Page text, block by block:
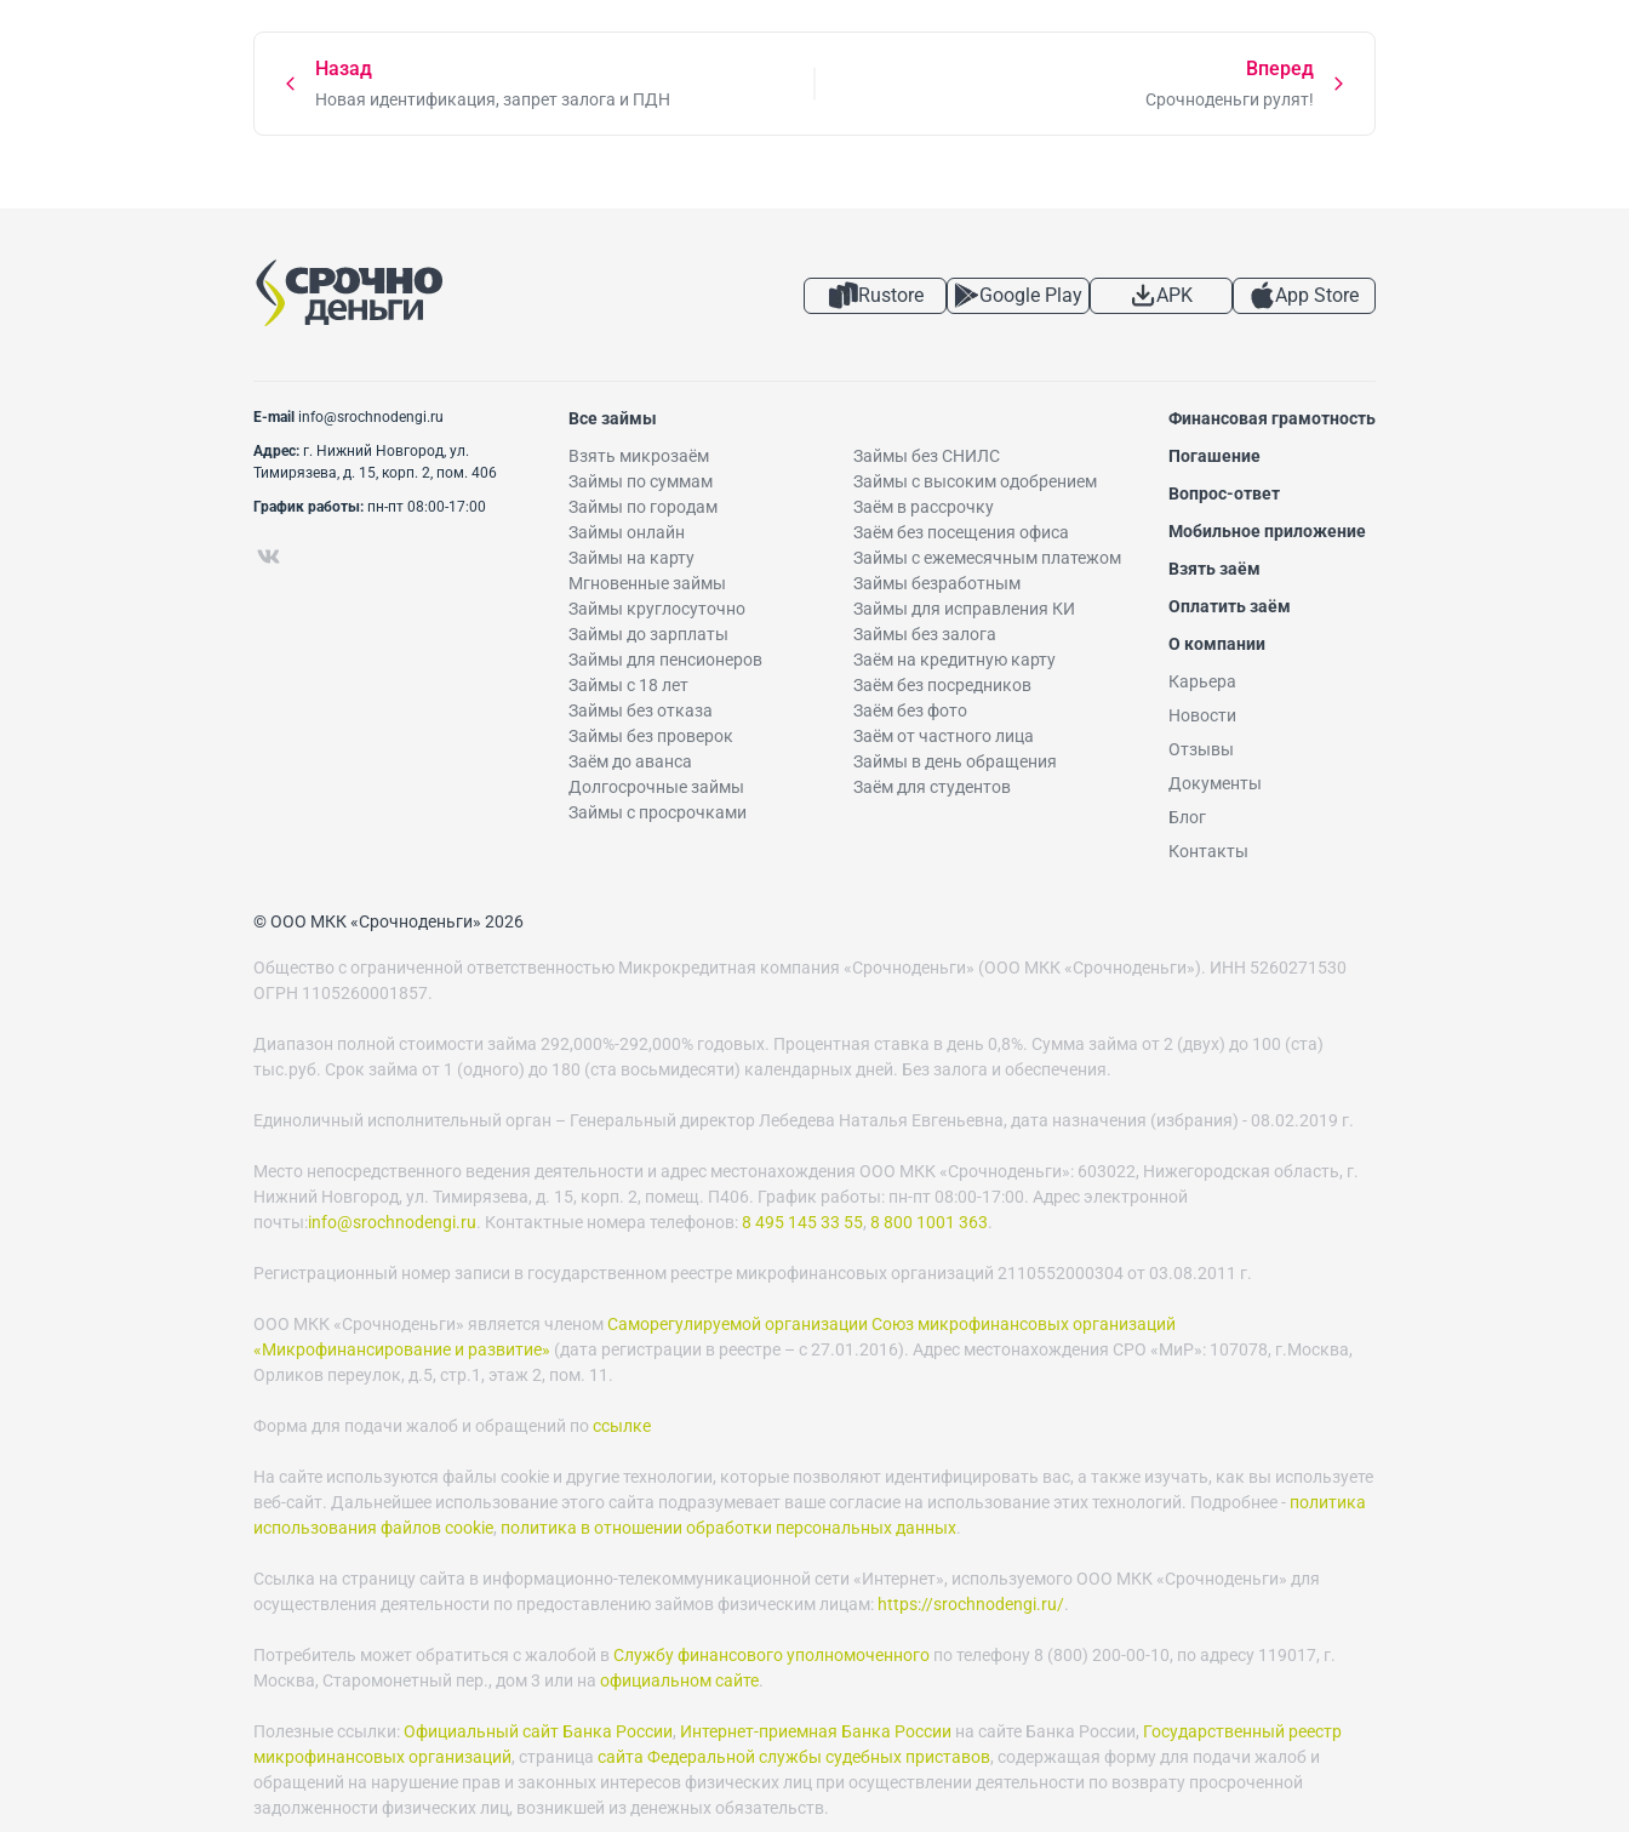
Назад
Новая идентификация, запрет залога и ПДН
Вперед
Срочноденьги рулят!
Rustore Google Play APK App Store
E-mail info@srochnodengi.ru
Адрес: г. Нижний Новгород, ул.
Тимирязева, д. 15, корп. 2, пом. 406
График работы: пн-пт 08:00-17:00
Все займы
Взять микрозаём
Займы по суммам
Займы по городам
Займы онлайн
Займы на карту
Мгновенные займы
Займы круглосуточно
Займы до зарплаты
Займы для пенсионеров
Займы с 18 лет
Займы без отказа
Займы без проверок
Заём до аванса
Долгосрочные займы
Займы с просрочками
Займы без СНИЛС
Займы с высоким одобрением
Заём в рассрочку
Заём без посещения офиса
Займы с ежемесячным платежом
Займы безработным
Займы для исправления КИ
Займы без залога
Заём на кредитную карту
Заём без посредников
Заём без фото
Заём от частного лица
Займы в день обращения
Заём для студентов
Финансовая грамотность
Погашение
Вопрос-ответ
Мобильное приложение
Взять заём
Оплатить заём
О компании
Карьера
Новости
Отзывы
Документы
Блог
Контакты
© ООО МКК «Срочноденьги» 2026
Общество с ограниченной ответственностью Микрокредитная компания «Срочноденьги» (ООО МКК «Срочноденьги»). ИНН 5260271530
ОГРН 1105260001857.
Диапазон полной стоимости займа 292,000%-292,000% годовых. Процентная ставка в день 0,8%. Сумма займа от 2 (двух) до 100 (ста)
тыс.руб. Срок займа от 1 (одного) до 180 (ста восьмидесяти) календарных дней. Без залога и обеспечения.
Единоличный исполнительный орган – Генеральный директор Лебедева Наталья Евгеньевна, дата назначения (избрания) - 08.02.2019 г.
Место непосредственного ведения деятельности и адрес местонахождения ООО МКК «Срочноденьги»: 603022, Нижегородская область, г.
Нижний Новгород, ул. Тимирязева, д. 15, корп. 2, помещ. П406. График работы: пн-пт 08:00-17:00. Адрес электронной
почты:info@srochnodengi.ru . Контактные номера телефонов: 8 495 145 33 55, 8 800 1001 363
Регистрационный номер записи в государственном реестре микрофинансовых организаций 2110552000304 от 03.08.2011 г.
ООО МКК «Срочноденьги» является членом Саморегулируемой организации Союз микрофинансовых организаций
«Микрофинансирование и развитие» (дата регистрации в реестре – с 27.01.2016). Адрес местонахождения СРО «МиР»: 107078, г.Москва,
Орликов переулок, д.5, стр.1, этаж 2, пом. 11.
Форма для подачи жалоб и обращений по ссылке
На сайте используются файлы cookie и другие технологии, которые позволяют идентифицировать вас, а также изучать, как вы используете
веб-сайт. Дальнейшее использование этого сайта подразумевает ваше согласие на использование этих технологий. Подробнее - политика
использования файлов cookie, политика в отношении обработки персональных данных
Ссылка на страницу сайта в информационно-телекоммуникационной сети «Интернет», используемого ООО МКК «Срочноденьги» для
осуществления деятельности по предоставлению займов физическим лицам: https://srochnodengi.ru/
Потребитель может обратиться с жалобой в Службу финансового уполномоченного по телефону 8 (800) 200-00-10, по адресу 119017, г.
Москва, Старомонетный пер., дом 3 или на официальном сайте
Полезные ссылки: Официальный сайт Банка России, Интернет-приемная Банка России на сайте Банка России, Государственный реестр
микрофинансовых организаций, страница сайта Федеральной службы судебных приставов, содержащая форму для подачи жалоб и
обращений на нарушение прав и законных интересов физических лиц при осуществлении деятельности по возврату просроченной
задолженности физических лиц, возникшей из денежных обязательств.